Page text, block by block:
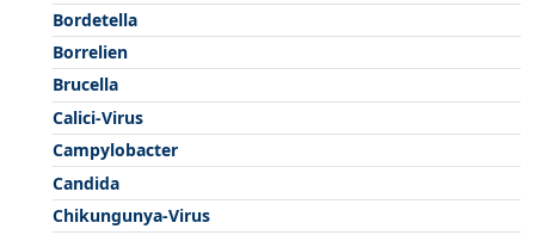
Bordetella
Borrelien
Brucella
Calici-Virus
Campylobacter
Candida
Chikungunya-Virus